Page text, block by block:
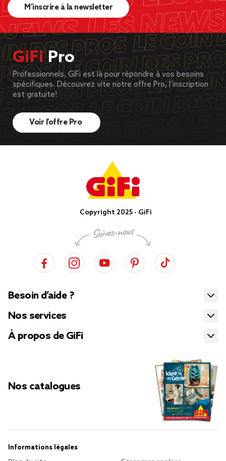
M’inscrire à la newsletter
GiFiPro
Professionnels, GiFi est là pour répondre à vos besoins
spécifiques. Découvrez vite notre offre Pro, l’inscription
est gratuite!
Voir l’offre Pro
Copyright 2025 - GiFi
Besoin d’aide ?
Nos services
À propos de GiFi
Nos catalogues
Informations légales